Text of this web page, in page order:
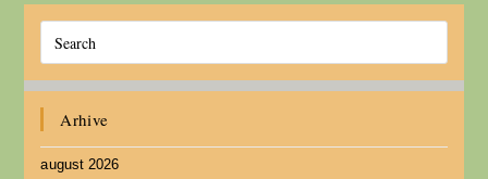
Arhive
august 2026